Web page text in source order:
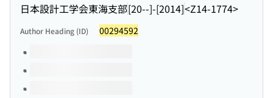
日本設計工学会東海支部[20--]-[2014]<Z14-1774>
Author Heading (ID) 00294592
Volumes of this title